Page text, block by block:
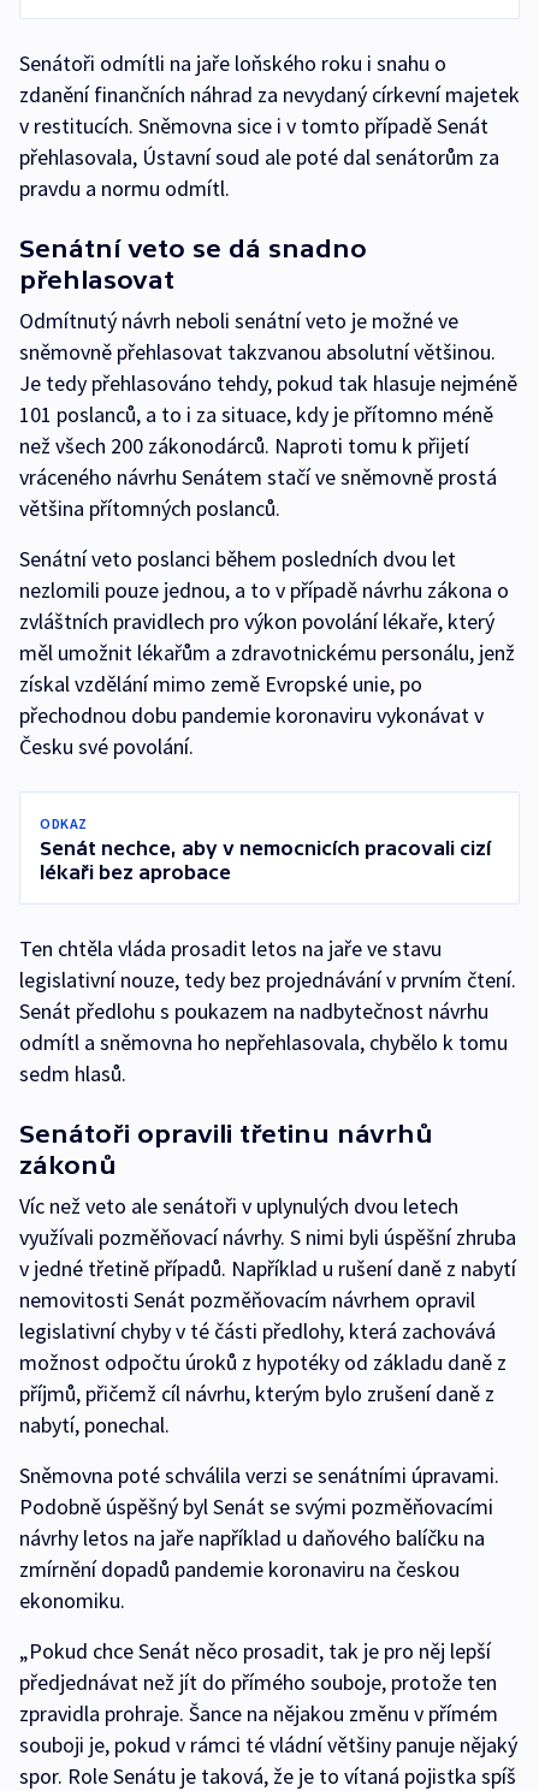
Senátoři odmítli na jaře loňského roku i snahu o
zdanění finančních náhrad za nevydaný církevní majetek
v restitucích. Sněmovna sice i v tomto případě Senát
přehlasovala, Ústavní soud ale poté dal senátorům za
pravdu a normu odmítl.
Senátní veto se dá snadno
přehlasovat
Odmítnutý návrh neboli senátní veto je možné ve
sněmovně přehlasovat takzvanou absolutní většinou.
Je tedy přehlasováno tehdy, pokud tak hlasuje nejméně
101 poslanců, a to i za situace, kdy je přítomno méně
než všech 200 zákonodárců. Naproti tomu k přijetí
vráceného návrhu Senátem stačí ve sněmovně prostá
většina přítomných poslanců.
Senátní veto poslanci během posledních dvou let
nezlomili pouze jednou, a to v případě návrhu zákona o
zvláštních pravidlech pro výkon povolání lékaře, který
měl umožnit lékařům a zdravotnickému personálu, jenž
získal vzdělání mimo země Evropské unie, po
přechodnou dobu pandemie koronaviru vykonávat v
Česku své povolání.
ODKAZ
Senát nechce, aby v nemocnicích pracovali cizí
lékaři bez aprobace
Ten chtěla vláda prosadit letos na jaře ve stavu
legislativní nouze, tedy bez projednávání v prvním čtení.
Senát předlohu s poukazem na nadbytečnost návrhu
odmítl a sněmovna ho nepřehlasovala, chybělo k tomu
sedm hlasů.
Senátoři opravili třetinu návrhů
zákonů
Víc než veto ale senátoři v uplynulých dvou letech
využívali pozměňovací návrhy. S nimi byli úspěšní zhruba
v jedné třetině případů. Například u rušení daně z nabytí
nemovitosti Senát pozměňovacím návrhem opravil
legislativní chyby v té části předlohy, která zachovává
možnost odpočtu úroků z hypotéky od základu daně z
příjmů, přičemž cíl návrhu, kterým bylo zrušení daně z
nabytí, ponechal.
Sněmovna poté schválila verzi se senátními úpravami.
Podobně úspěšný byl Senát se svými pozměňovacími
návrhy letos na jaře například u daňového balíčku na
zmírnění dopadů pandemie koronaviru na českou
ekonomiku.
„Pokud chce Senát něco prosadit, tak je pro něj lepší
předjednávat než jít do přímého souboje, protože ten
zpravidla prohraje. Šance na nějakou změnu v přímém
souboji je, pokud v rámci té vládní většiny panuje nějaký
spor. Role Senátu je taková, že je to vítaná pojistka spíš